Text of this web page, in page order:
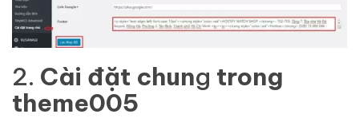
2. Cài đặt chung trong
theme005